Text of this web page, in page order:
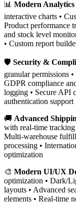
📊 Modern
interactive charts •
Product performance
and stock level
• Custom report
🛡️ Security &
granular permissions
GDPR compliance
logging • Secure API
authentication support
🚚 Advanced
with real-time tracking
Multi-warehouse
processing •
optimization
🎨 Modern UI/UX
optimization • Dark/
layouts • Advanced
elements • Real-time